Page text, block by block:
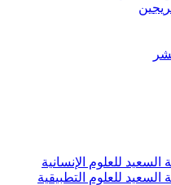
للعلوم الإنسانية
للعلوم التطبيقية